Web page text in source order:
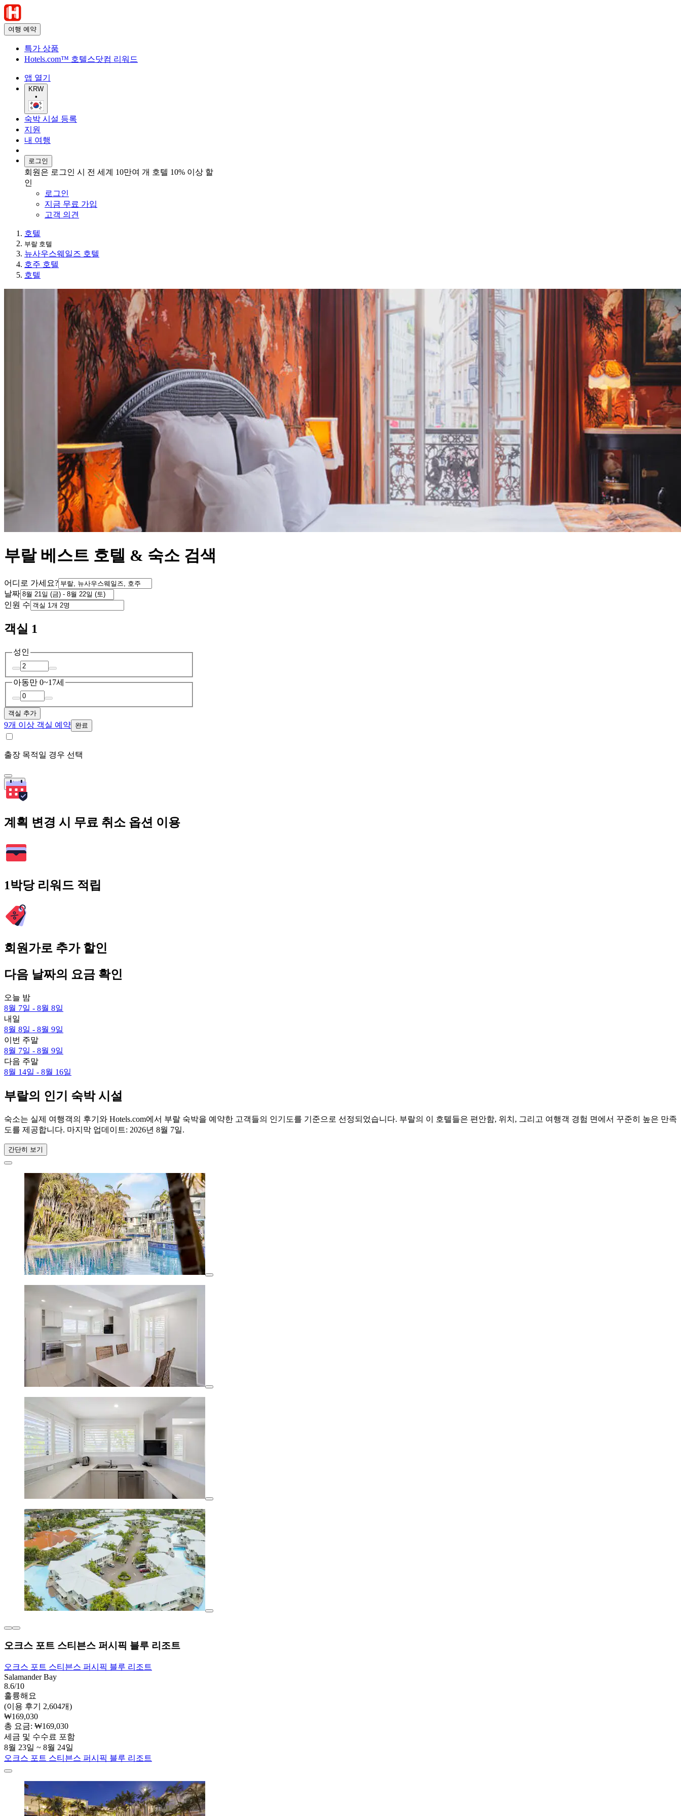
여행 예약
특가 상품
Hotels.com™ 호텔스닷컴 리워드
앱 열기
KRW
•
숙박 시설 등록
지원
내 여행
로그인
회원은 로그인 시 전 세계 10만여 개 호텔 10% 이상 할
인
로그인
지금 무료 가입
고객 의견
호텔
부랄 호텔
뉴사우스웨일즈 호텔
호주 호텔
호텔
부랄 베스트 호텔 & 숙소 검색
어디로 가세요?
날짜
인원 수
객실 1
성인
아동만 0~17세
객실 추가
9개 이상 객실 예약 완료
출장 목적일 경우 선택
검색
계획 변경 시 무료 취소 옵션 이용
1박당 리워드 적립
회원가로 추가 할인
다음 날짜의 요금 확인
오늘 밤
8월 7일 - 8월 8일
내일
8월 8일 - 8월 9일
이번 주말
8월 7일 - 8월 9일
다음 주말
8월 14일 - 8월 16일
부랄의 인기 숙박 시설
숙소는 실제 여행객의 후기와 Hotels.com에서 부랄 숙박을 예약한 고객들의 인기도를 기준으로 선정되었습니다. 부랄의 이 호텔들은 편안함, 위치, 그리고 여행객 경험 면에서 꾸준히 높은 만족
도를 제공합니다. 마지막 업데이트: 2026년 8월 7일.
간단히 보기
오크스 포트 스티븐스 퍼시픽 블루 리조트
오크스 포트 스티븐스 퍼시픽 블루 리조트
Salamander Bay
8.6/10
훌륭해요
(이용 후기 2,604개)
₩169,030
총 요금: ₩169,030
세금 및 수수료 포함
8월 23일 ~ 8월 24일
오크스 포트 스티븐스 퍼시픽 블루 리조트